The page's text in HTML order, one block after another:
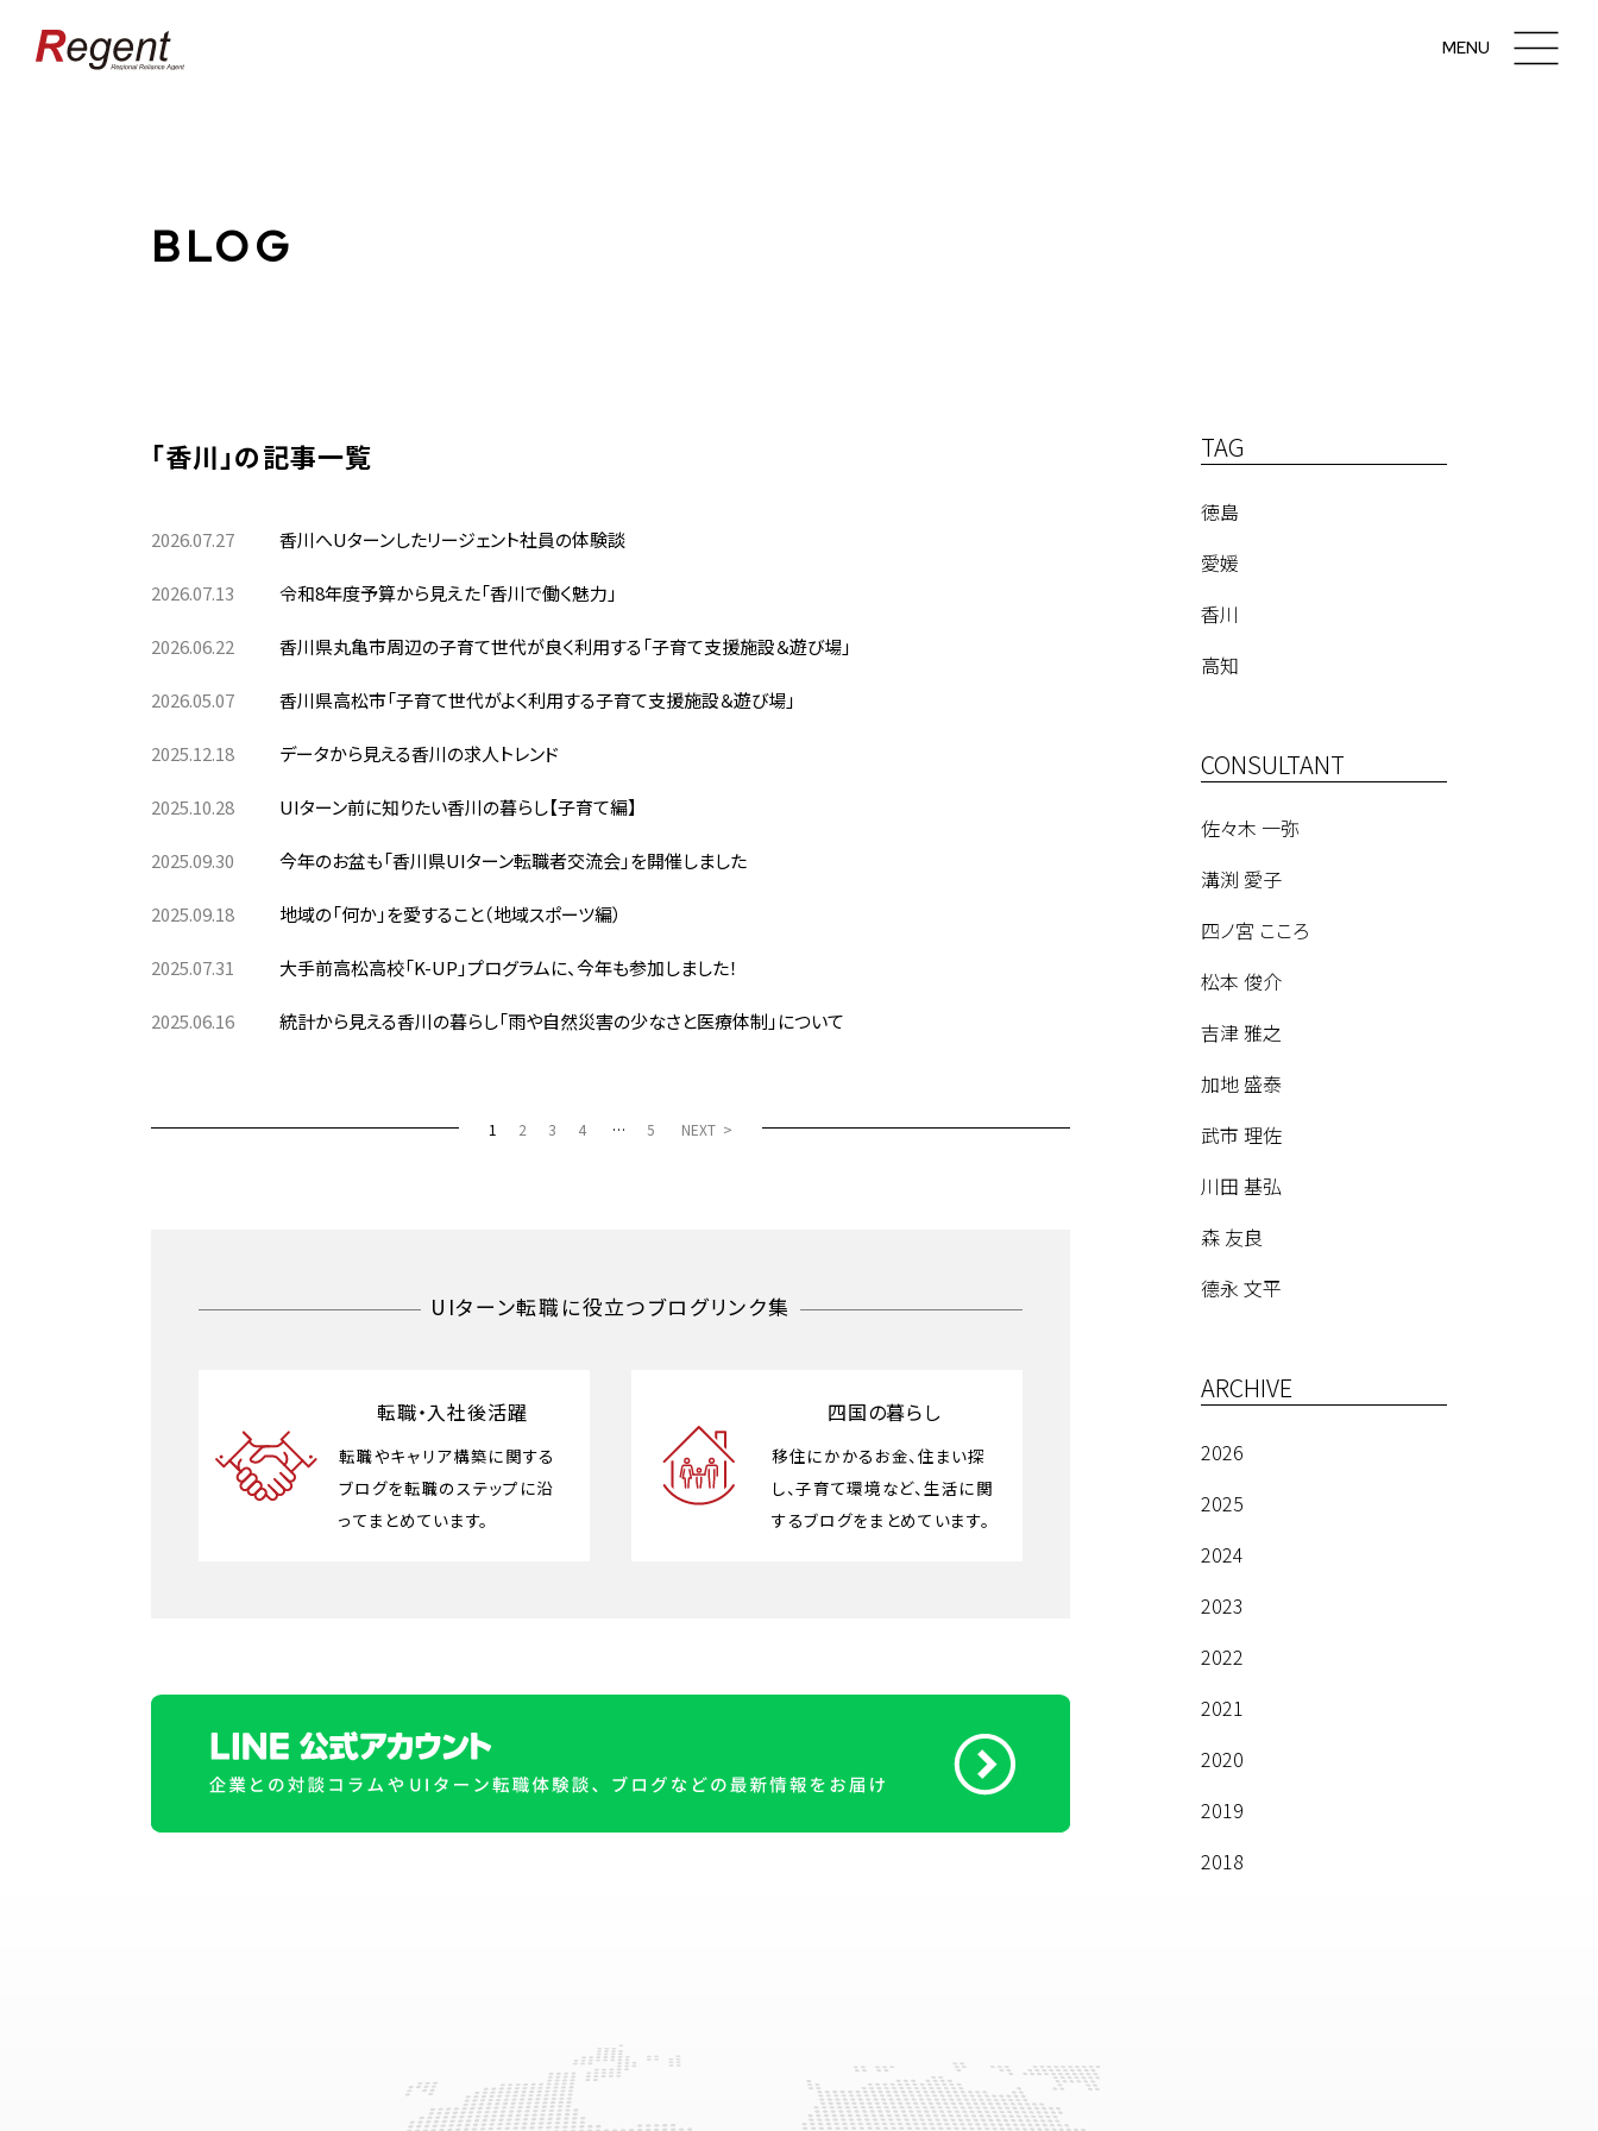
MENU
BLOG
「香川」の記事一覧
2026.07.27 香川へUターンしたリージェント社員の体験談
2026.07.13 令和8年度予算から見えた「香川で働く魅力」
2026.06.22 香川県丸亀市周辺の子育て世代が良く利用する「子育て支援施設＆遊び場」
2026.05.07 香川県高松市「子育て世代がよく利用する子育て支援施設＆遊び場」
2025.12.18 データから見える香川の求人トレンド
2025.10.28 UIターン前に知りたい香川の暮らし【子育て編】
2025.09.30 今年のお盆も「香川県UIターン転職者交流会」を開催しました
2025.09.18 地域の「何か」を愛すること（地域スポーツ編）
2025.07.31 大手前高松高校「K-UP」プログラムに、今年も参加しました！
2025.06.16 統計から見える香川の暮らし「雨や自然災害の少なさと医療体制」について
1 2 3 4 … 5 NEXT >
UIターン転職に役立つブログリンク集
転職・入社後活躍
転職やキャリア構築に関する
ブログを転職のステップに沿
ってまとめています。
四国の暮らし
移住にかかるお金、住まい探
し、子育て環境など、生活に関
するブログをまとめています。
TAG
徳島
愛媛
香川
高知
CONSULTANT
佐々木 一弥
溝渕 愛子
四ノ宮 こころ
松本 俊介
吉津 雅之
加地 盛泰
武市 理佐
川田 基弘
森 友良
德永 文平
ARCHIVE
2026
2025
2024
2023
2022
2021
2020
2019
2018